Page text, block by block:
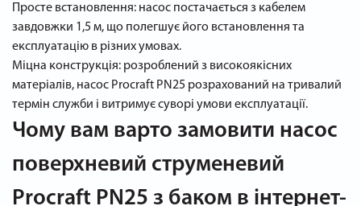
Просте встановлення: насос постачається з кабелем
завдовжки 1,5 м, що полегшує його встановлення та
експлуатацію в різних умовах.
Міцна конструкція: розроблений з високоякісних
матеріалів, насос Procraft PN25 розрахований на тривалий
термін служби і витримує суворі умови експлуатації.
Чому вам варто замовити насос
поверхневий струменевий
Procraft PN25 з баком в інтернет-